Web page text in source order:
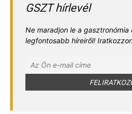
GSZT hírlevél
Ne maradjon le a gasztronómia
legfontosabb híreiről!